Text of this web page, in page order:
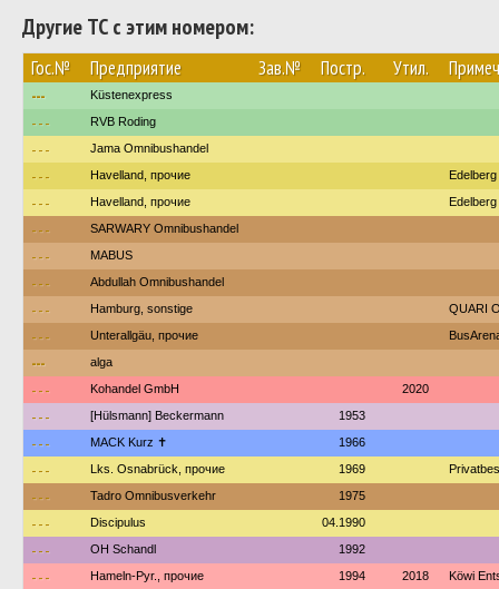
Другие ТС с этим номером:
Гос.№ Предприятие Зав.№ Постр. Утил.
--- Küstenexpress
--- RVB Roding
--- Jama Omnibushandel
--- Havelland, прочие
--- Havelland, прочие
--- SARWARY Omnibushandel
--- MABUS
--- Abdullah Omnibushandel
--- Hamburg, sonstige QUARI
--- Unterallgäu, прочие
--- alga
--- Kohandel GmbH 2020
--- [Hülsmann] Beckermann 1953
--- MACK Kurz ✝ 1966
--- Lks. Osnabrück, прочие 1969
--- Tadro Omnibusverkehr 1975
--- Discipulus 04.1990
--- OH Schandl 1992
--- Hameln-Pyr., прочие 1994 2018 Köwi